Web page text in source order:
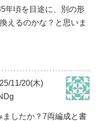
年頃を目途に、別の形
えるのかな？と思いま
11/20(木)
したか？7両編成と書